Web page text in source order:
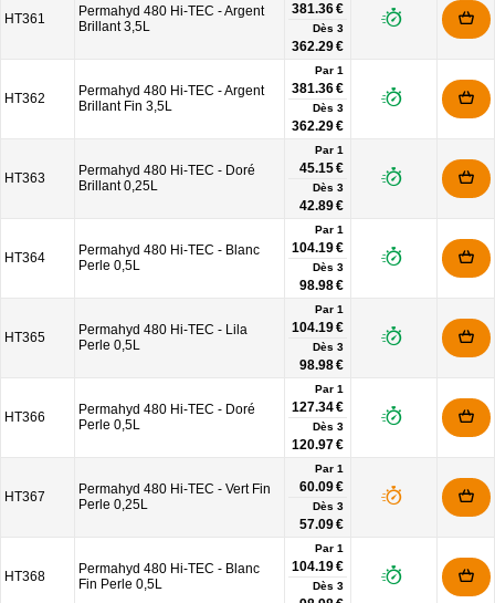
HT361
Permahyd 480 Hi-TEC - Argent
Brillant 3,5L
381.36 €
Dès 3
362.29 €
HT362
Permahyd 480 Hi-TEC - Argent
Brillant Fin 3,5L
Par 1
381.36 €
Dès 3
362.29 €
HT363
Permahyd 480 Hi-TEC - Doré
Brillant 0,25L
Par 1
45.15 €
Dès 3
42.89 €
HT364
Permahyd 480 Hi-TEC - Blanc
Perle 0,5L
Par 1
104.19 €
Dès 3
98.98 €
HT365
Permahyd 480 Hi-TEC - Lila
Perle 0,5L
Par 1
104.19 €
Dès 3
98.98 €
HT366
Permahyd 480 Hi-TEC - Doré
Perle 0,5L
Par 1
127.34 €
Dès 3
120.97 €
HT367
Permahyd 480 Hi-TEC - Vert Fin
Perle 0,25L
Par 1
60.09 €
Dès 3
57.09 €
HT368
Permahyd 480 Hi-TEC - Blanc
Fin Perle 0,5L
Par 1
104.19 €
Dès 3